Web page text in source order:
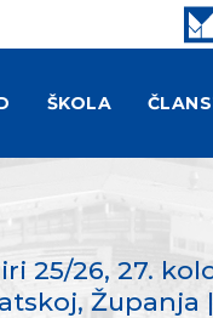
ŠKOLA
25/26, 27.
Županja |